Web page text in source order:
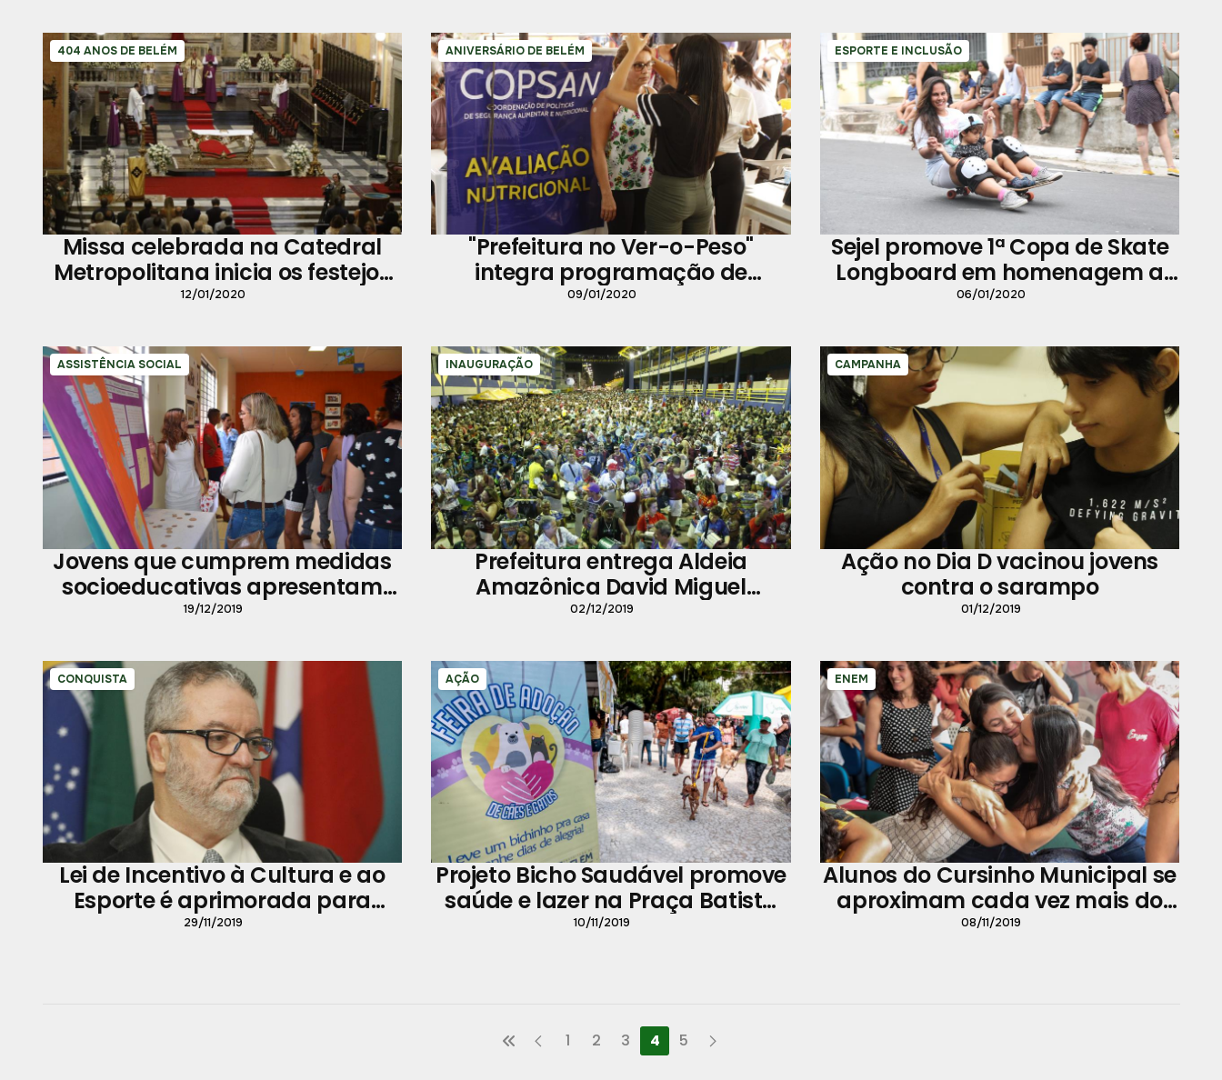
404 ANOS DE BELÉM
Missa celebrada na Catedral
Metropolitana inicia os festejos
do aniversário de Belém
12/01/2020
ANIVERSÁRIO DE BELÉM
"Prefeitura no Ver-o-Peso"
integra programação de
homenagens à capital paraense
09/01/2020
ESPORTE E INCLUSÃO
Sejel promove 1ª Copa de Skate
Longboard em homenagem a
Belém
06/01/2020
ASSISTÊNCIA SOCIAL
Jovens que cumprem medidas
socioeducativas apresentam
mostra em Icoaraci
19/12/2019
INAUGURAÇÃO
Prefeitura entrega Aldeia
Amazônica David Miguel
revitalizada à população
02/12/2019
CAMPANHA
Ação no Dia D vacinou jovens
contra o sarampo
01/12/2019
CONQUISTA
Lei de Incentivo à Cultura e ao
Esporte é aprimorada para
acesso mais democrático e
29/11/2019
AÇÃO
Projeto Bicho Saudável promove
saúde e lazer na Praça Batista
Campos
10/11/2019
ENEM
Alunos do Cursinho Municipal se
aproximam cada vez mais do
sonho de entrar para a
08/11/2019
1 2 3 4 5